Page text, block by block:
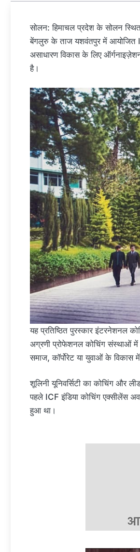
सोलन: हिमाचल प्रदेश के सोलन स्थित
बेंगलुरु के ताज यशवंतपुर में आयोजित
असाधारण विकास के लिए
है।
यह प्रतिष्ठित पुरस्कार इंटरनेशनल
अग्रणी प्रोफेशनल कोचिंग संस्थाओं में
समाज, कॉर्पोरेट या युवाओं के विकास
शूलिनी यूनिवर्सिटी का कोचिंग और
पहले ICF इंडिया कोचिंग एक्सीलेंस
हुआ था।